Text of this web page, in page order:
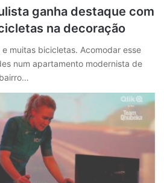
ganha destaque com
na decoração
muitas bicicletas. Acomodar esse
num apartamento modernista de